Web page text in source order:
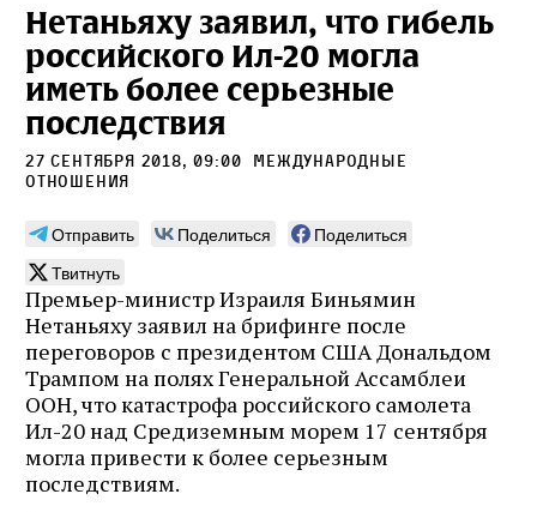
Нетаньяху заявил, что гибель
российского Ил-20 могла
иметь более серьезные
последствия
27 сентября 2018, 09:00
международные
отношения
Отправить Поделиться
Поделиться
Твитнуть
Премьер-министр Израиля Биньямин
Нетаньяху заявил на брифинге после
переговоров с президентом США Дональдом
Трампом на полях Генеральной Ассамблеи
ООН, что катастрофа российского самолета
Ил-20 над Средиземным морем 17 сентября
могла привести к более серьезным
последствиям.